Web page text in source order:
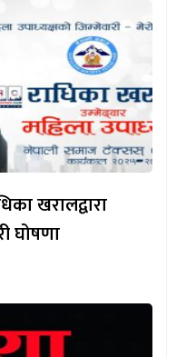
खरालद्वारा
घोषणा